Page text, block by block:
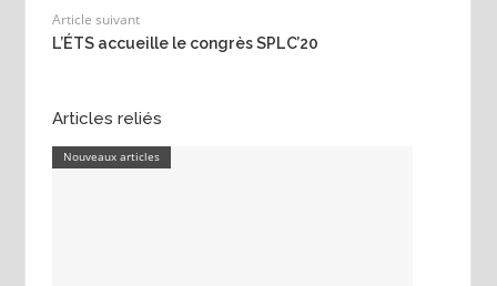
Article suivant
L’ÉTS accueille le congrès SPLC’20
Articles reliés
Nouveaux articles